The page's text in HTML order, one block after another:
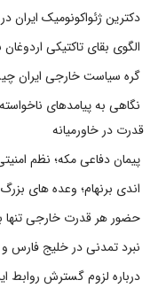
دکترین ژئواکونومیک ایران
الگوی بقای تاکتیکی اردوغان
گره سیاست خارجی ایران
نگاهی به پیامدهای
قدرت در خاورمیانه
پیمان دفاعی مکه؛ نظم
اندی برنهام؛ وعده های
حضور هر قدرت خارجی تنها
نبرد تمدنی در خلیج فارس و
درباره لزوم گسترش روابط